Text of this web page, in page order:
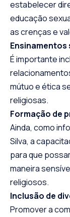
estabelecer
educação
as crenças e
É importante
mútuo e ética
religiosas.
Formação de
Ainda, como
Silva, a
para que
maneira
religiosos.
Inclusão de
Promover a